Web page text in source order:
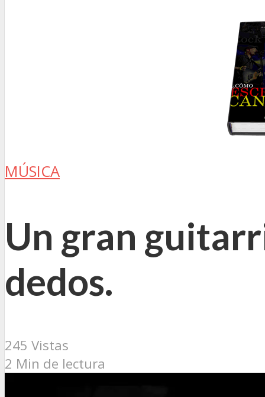
MÚSICA
Un gran
dedos.
245 Vistas
2 Min de lectura